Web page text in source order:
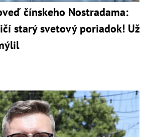
čínskeho Nostradama:
starý svetový poriadok! Už